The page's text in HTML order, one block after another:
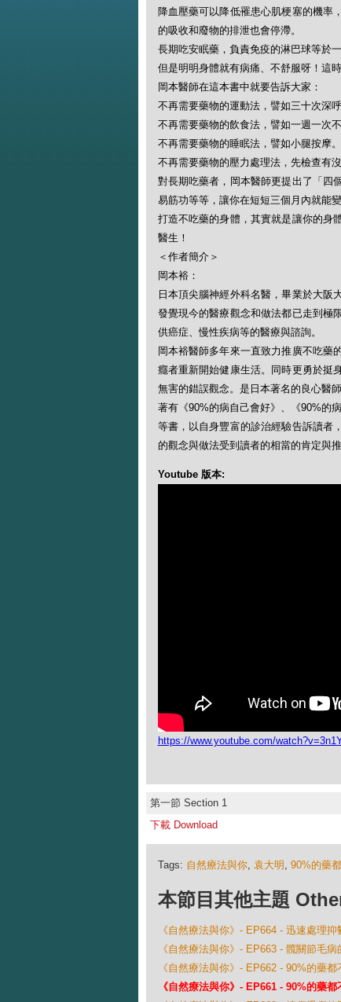
降血壓藥可以降低罹患心肌梗塞的機率
的吸收和廢物的排泄也會停滯。
長期吃安眠藥，負責免疫的淋巴球等於
但是明明身體就有病痛、不舒服呀！這
岡本醫師在這本書中就要告訴大家：
不再需要藥物的運動法，譬如三十次深呼
不再需要藥物的飲食法，譬如一週一次不
不再需要藥物的睡眠法，譬如小腿按摩。
不再需要藥物的壓力處理法，先檢查有沒
對長期吃藥者，岡本醫師更提出了「四
易筋功等等，讓你在短短三個月內就能變
打造不吃藥的身體，其實就是讓你的身
醫生！
＜作者簡介＞
岡本裕：
日本頂尖腦神經外科名醫，畢業於大阪
發覺現今的醫療觀念和做法都已走到極
供癌症、慢性疾病等的醫療與諮詢。
岡本裕醫師多年來一直致力推廣不吃藥
癮者重新開始健康生活。同時更勇於挺
無害的錯誤觀念。是日本著名的良心醫師
著有《90%的病自己會好》、《90%的
等書，以自身豐富的診治經驗告訴讀者
的觀念與做法受到讀者的相當的肯定與
Youtube 版本:
https://www.youtube.com/
第一節 Section 1
下載 Download
Tags: 自然療法與你, 袁大明 , 90%的藥
本節目其他主題
《自然療法與你》- EP664 - 迅速處理
《自然療法與你》- EP663 - 髖關節毛病
《自然療法與你》- EP662 - 90%的藥都
《自然療法與你》- EP661 - 90%的藥都